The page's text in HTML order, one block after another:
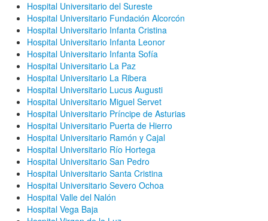
Hospital Universitario del Sureste
Hospital Universitario Fundación Alcorcón
Hospital Universitario Infanta Cristina
Hospital Universitario Infanta Leonor
Hospital Universitario Infanta Sofía
Hospital Universitario La Paz
Hospital Universitario La Ribera
Hospital Universitario Lucus Augusti
Hospital Universitario Miguel Servet
Hospital Universitario Príncipe de Asturias
Hospital Universitario Puerta de Hierro
Hospital Universitario Ramón y Cajal
Hospital Universitario Río Hortega
Hospital Universitario San Pedro
Hospital Universitario Santa Cristina
Hospital Universitario Severo Ochoa
Hospital Valle del Nalón
Hospital Vega Baja